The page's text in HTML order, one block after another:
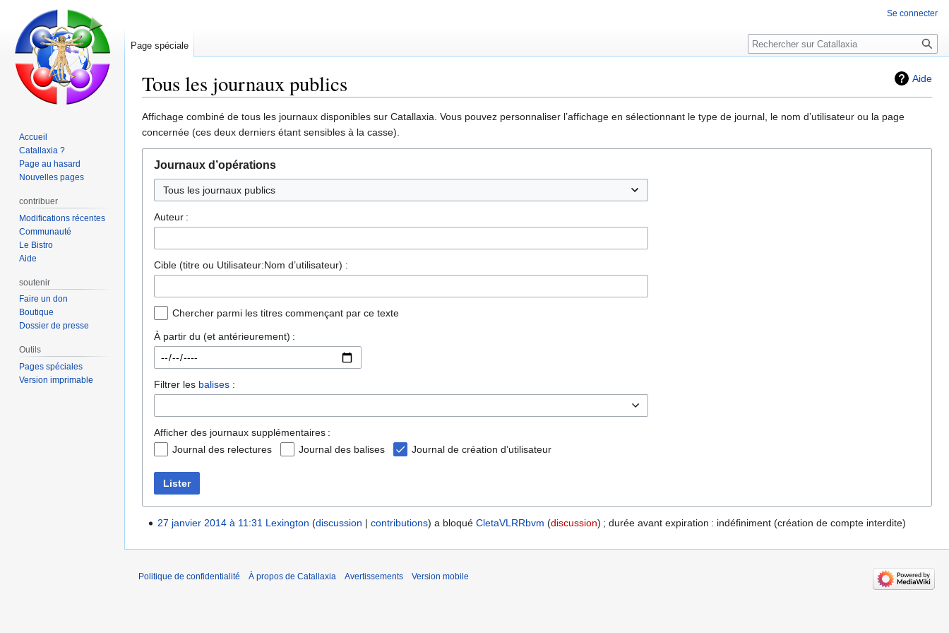
Aide
Tous les journaux publics
Aller
à
la
navigation
Aller
à
la
recherche
Affichage combiné de tous les journaux disponibles sur Catallaxia. Vous pouvez personnaliser l’affichage en sélectionnant le type de journal, le nom d’utilisateur ou la page
concernée (ces deux derniers étant sensibles à la casse).
Journaux d’opérations
Auteur :
Cible (titre ou Utilisateur:Nom d’utilisateur) :
Chercher parmi les titres commençant par ce texte
À partir du (et antérieurement) :
Filtrer les balises :
Afficher des journaux supplémentaires :
Journal des relectures
Journal des balises Journal de création d’utilisateur
Lister
27 janvier 2014 à 11:31 Lexington discussion contributions a bloquéCletaVLRRbvm discussion ; durée avant expiration : indéfiniment (création de compte interdite)
Se connecter
Page spéciale Rechercher
Accueil
Catallaxia ?
Page au hasard
Nouvelles pages
contribuer
Modifications récentes
Communauté
Le Bistro
Aide
soutenir
Faire un don
Boutique
Dossier de presse
Outils
Pages spéciales
Version imprimable
Politique de confidentialité À propos de Catallaxia Avertissements Version mobile